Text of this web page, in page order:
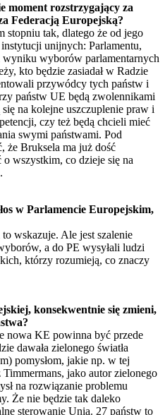
moment rozstrzygający za
Federacją Europejską?
stopniu tak, dlatego że od jego
unijnych: Parlamentu,
wyborów parlamentarnych
kto będzie zasiadał w Radzie
przywódcy tych państw i
państw UE będą zwolennikami
na kolejne uszczuplenie praw i
czy też będą chcieli mieć
swymi państwami. Pod
że Bruksela ma już dość
wszystkim, co dzieje się na
w Parlamencie Europejskim,
wskazuje. Ale jest szalenie
a do PE wysyłali ludzi
którzy rozumieją, co znaczy
konsekwentnie się zmieni,
nowa KE powinna być przede
dawała zielonego światła
pomysłom, jakie np. w tej
jako autor zielonego
na rozwiązanie problemu
Że nie będzie tak daleko
sterowanie Unią. 27 państw to